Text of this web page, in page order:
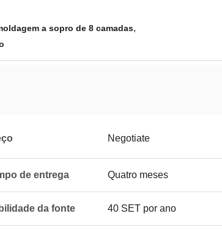
a sopro de 8 camadas,
Negotiate
de entrega Quatro meses
da fonte 40 SET por ano